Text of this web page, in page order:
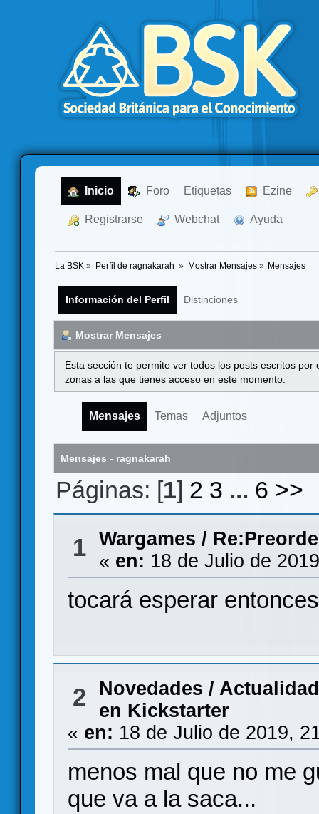
Inicio Foro Etiquetas Ezine
Registrarse Webchat Ayuda
La BSK » Perfil de ragnakarah » Mostrar Mensajes» Mensajes
Información del Perfil Distinciones
Mostrar Mensajes
Esta sección te permite ver todos los posts escritos
zonas a las que tienes acceso en este momento.
Mensajes Temas Adjuntos
Mensajes - ragnakarah
Páginas: [1] 2 3 ... 6 >>
1 Wargames /
« en: 18 de Julio de
tocará esperar entonces
2
Novedades / Actualidad
en Kickstarter
« en: 18 de Julio de 2019,
menos mal que no me
que va a la saca...